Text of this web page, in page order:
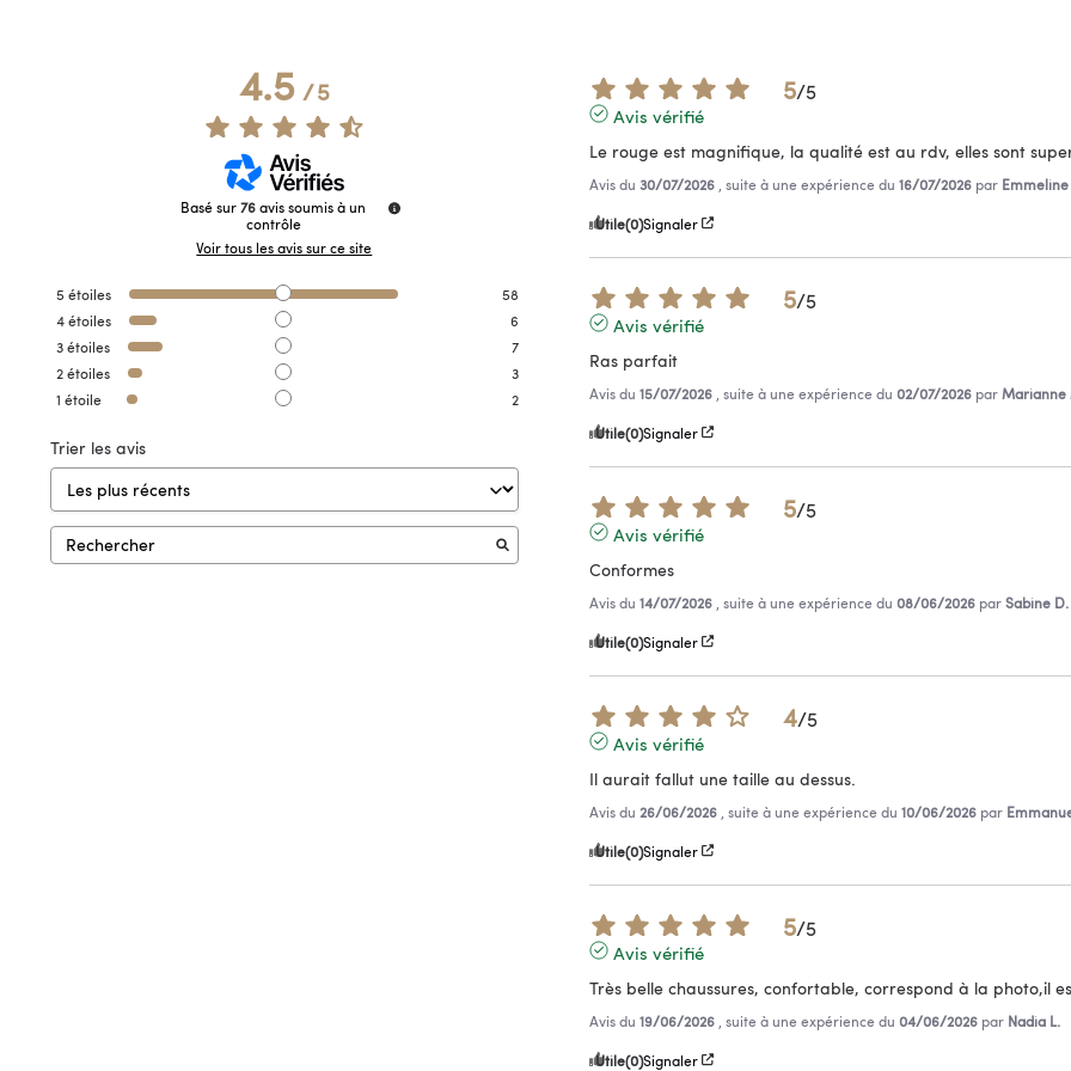
4.5/5
Basé sur76 avis soumis à un
contrôle
Voir tous les avis sur ce site
5 étoiles
58
4étoiles
6
3étoiles
7
2étoiles
3
1 étoile 2
Trier les avis
5/5
Avis vérifié
Le rouge est magnifique, la qualité est au rdv, elles sont
Avis du 30/07/2026 , suite à une expérience du 16/07/2026 par Emmeline
Utile(0)Signaler
5/5
Avis vérifié
Ras parfait
Avis du 15/07/2026 , suite à une expérience du 02/07/2026 parMarianne
Utile(0)Signaler
5/5
Avis vérifié
Conformes
Avis du 14/07/2026 , suite à une expérience du 08/06/2026 parSabine D.
Utile(0)Signaler
4/5
Avis vérifié
Il aurait fallut une taille au dessus.
Avis du 26/06/2026 , suite à une expérience du 10/06/2026 par
Utile(0)Signaler
5/5
Avis vérifié
Très belle chaussures, confortable, correspond à la photo,il
Avis du 19/06/2026 , suite à une expérience du 04/06/2026 par Nadia L.
Utile(0)Signaler